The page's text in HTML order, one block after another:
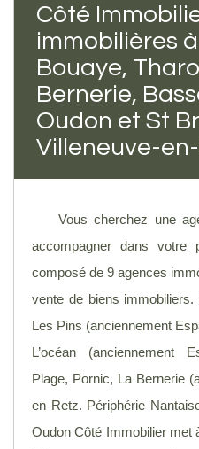
Côté
immobilières
Bouaye,
Bernerie,
Oudon et St
Villeneuve-
Vous cherchez une
accompagner dans votre
composé de 9 agences
vente de biens
Les Pins (anciennement
L’océan (anciennement
Plage, Pornic, La Bernerie
en Retz. Périphérie
Oudon Côté Immobilier met